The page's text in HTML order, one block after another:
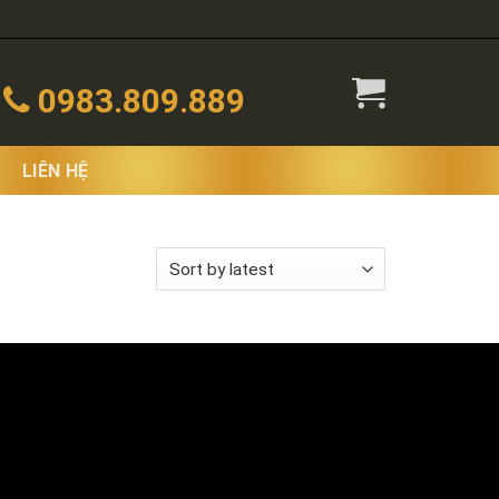
0983.809.889
LIÊN HỆ